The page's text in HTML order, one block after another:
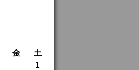
金 土
1